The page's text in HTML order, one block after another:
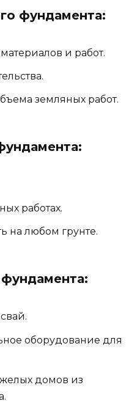
фундамента:
и работ.
земляных работ.
работах.
на любом грунте.
оборудование для
домов из